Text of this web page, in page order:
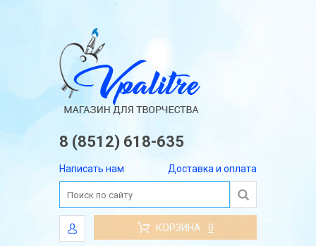
8 (8512) 618-635
Написать нам Доставка и оплата
КОРЗИНА 0